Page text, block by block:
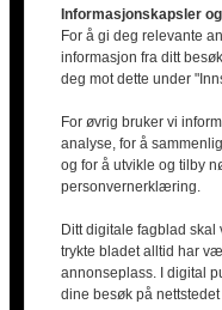
Finansiert av
er ikke ansvarlig for
2025 © Arbeidsliv i
Informasjonskapsler
For å gi deg relevante
informasjon fra ditt
deg mot dette under
For øvrig bruker vi
analyse, for å
og for å utvikle og tilby
personvernerklæring.
Ditt digitale fagblad
trykte bladet alltid har
annonseplass. I digital
dine besøk på